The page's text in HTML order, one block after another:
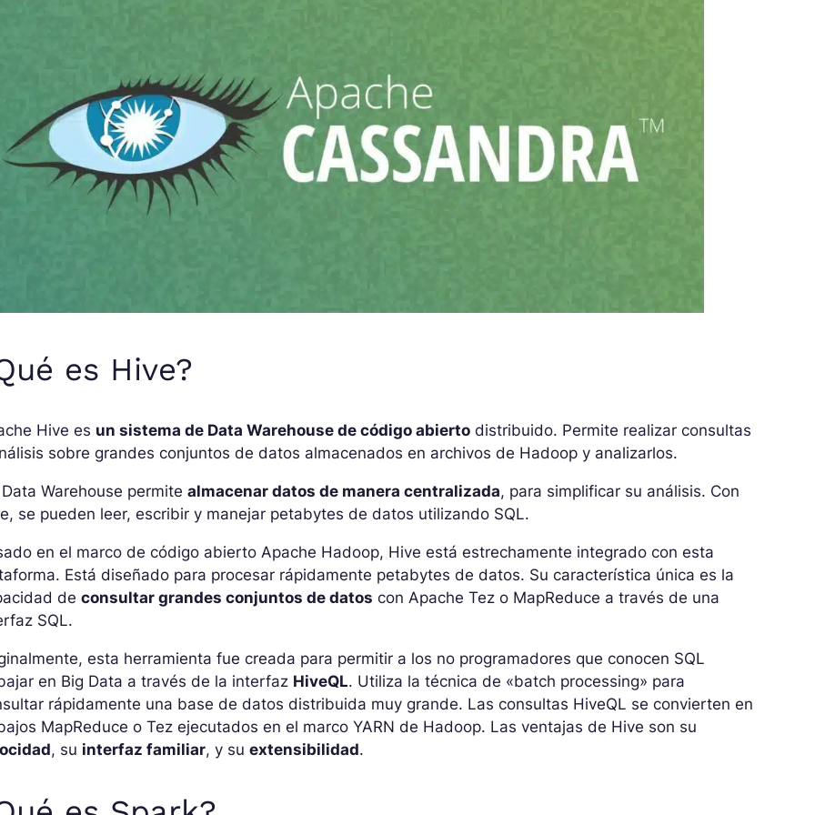
es Hive?
Hive es un sistema de Data Warehouse de código abierto distribuido. Permite realizar consultas
sobre grandes conjuntos de datos almacenados en archivos de Hadoop y analizarlos.
Warehouse permitealmacenar datos de manera centralizada, para simplificar su análisis. Con
se pueden leer, escribir y manejar petabytes de datos utilizando SQL.
en el marco de código abierto Apache Hadoop, Hive está estrechamente integrado con esta
Está diseñado para procesar rápidamente petabytes de datos. Su característica única es la
deconsultar grandes conjuntos de datos con Apache Tez o MapReduce a través de una
SQL.
esta herramienta fue creada para permitir a los no programadores que conocen SQL
en Big Data a través de la interfaz HiveQL. Utiliza la técnica de «batch processing» para
rápidamente una base de datos distribuida muy grande. Las consultas HiveQL se convierten en
MapReduce o Tez ejecutados en el marco YARN de Hadoop. Las ventajas de Hive son su
, su interfaz familiar, y suextensibilidad.